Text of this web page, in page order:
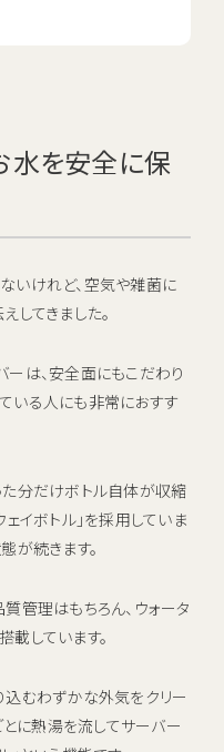
水を安全に保
いけれど、空気や雑菌に
してきました。
ーは、安全面にもこだわり
いる人にも非常におすす
た分だけボトル自体が収縮
イボトル」を採用していま
が続きます。
管理はもちろん、ウォータ
しています。
込むわずかな外気をクリー
とに熱湯を流してサーバー